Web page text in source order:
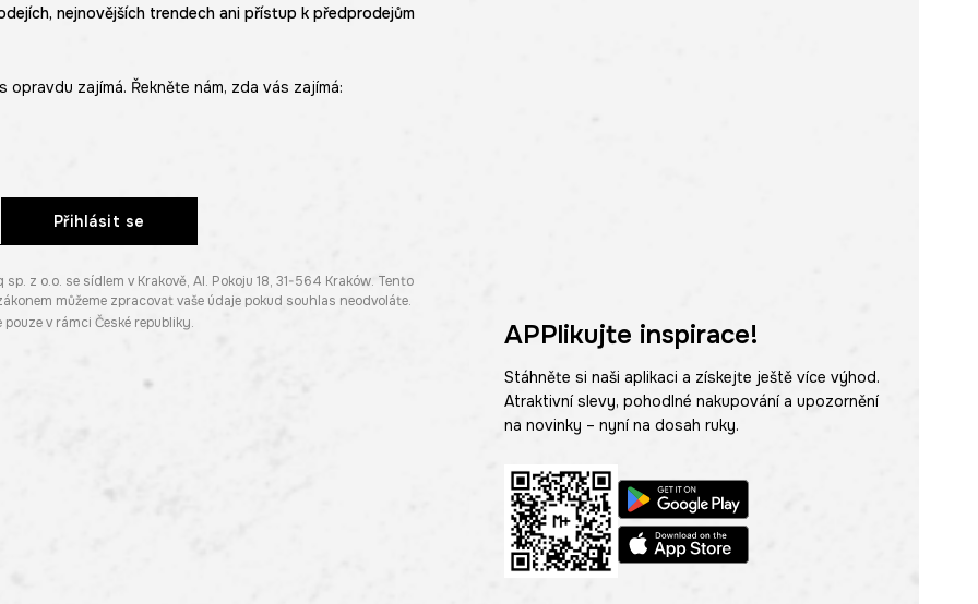
nejnovějších trendech ani přístup k předprodejům
zajímá. Řekněte nám, zda vás zajímá:
Přihlásit se
z o.o. se sídlem v Krakově, Al. Pokoju 18, 31-564 Kraków. Tento
můžeme zpracovat vaše údaje pokud souhlas neodvoláte.
pouze v rámci České republiky. APPlikujte inspirace!
Stáhněte si naši aplikaci a získejte ještě více výhod.
Atraktivní slevy, pohodlné nakupování a upozornění
na novinky – nyní na dosah ruky.